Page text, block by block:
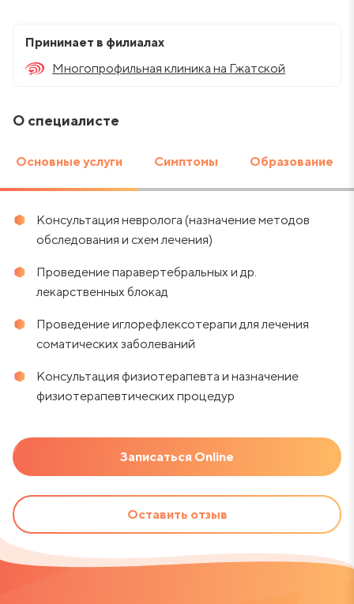
Принимает в филиалах
Многопрофильная клиника на Гжатской
О специалисте
Основные услуги Симптомы Образование
Консультация невролога (назначение методов
обследования и схем лечения)
Проведение паравертебральных и др.
лекарственных блокад
Проведение иглорефлексотерапи для лечения
соматических заболеваний
Консультация физиотерапевта и назначение
физиотерапевтических процедур
Записаться Online
Оставить отзыв